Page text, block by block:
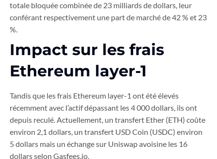
totale bloquée combinée de 23 milliards de dollars, leur
conférant respectivement une part de marché de 42 % et 23
%.
Impact sur les frais
Ethereum layer-1
Tandis que les frais Ethereum layer-1 ont été élevés
récemment avec l’actif dépassant les 4 000 dollars, ils ont
depuis reculé. Actuellement, un transfert Ether (ETH) coûte
environ 2,1 dollars, un transfert USD Coin (USDC) environ
5 dollars mais un échange sur Uniswap avoisine les 16
dollars selon Gasfees.io.